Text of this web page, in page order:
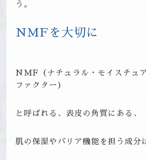
う。
NMF を大切に
NMF（ナチュラル・モイスチュ
ファクター）
と呼ばれる、表皮の角質にある、
肌の保湿やバリア機能を担う成分